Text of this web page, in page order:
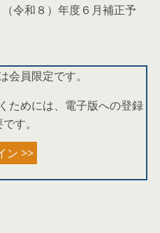
令和８）年度６月補正予
会員限定です。
ためには、電子版への登録
す。
ン >>